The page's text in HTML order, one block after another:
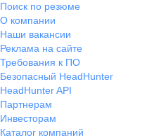
Поиск по резюме
О компании
Наши вакансии
Реклама на сайте
Требования к ПО
Безопасный HeadHunter
HeadHunter API
Партнерам
Инвесторам
Каталог компаний